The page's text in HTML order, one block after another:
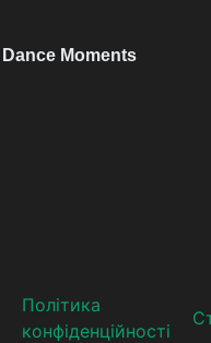
Політика
конфіденційності